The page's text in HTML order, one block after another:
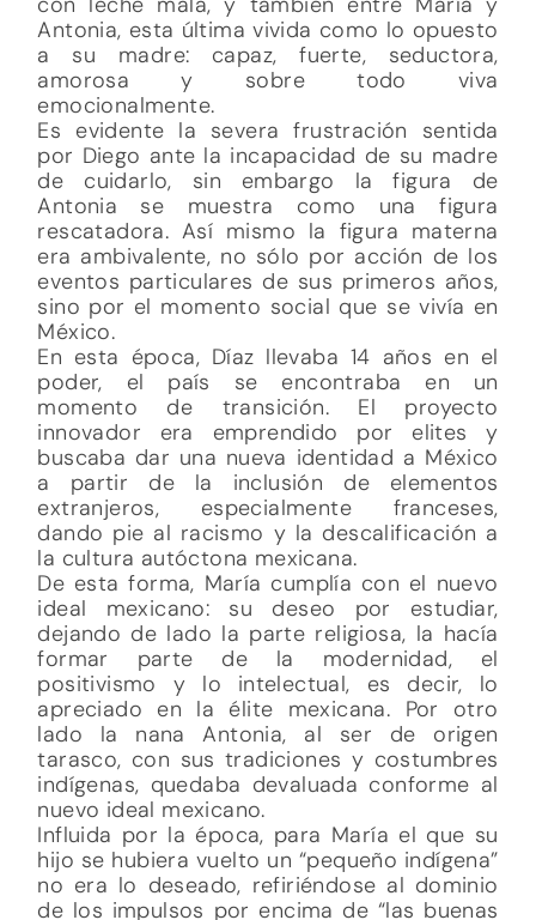
Antonia, esta última vivida como lo opuesto
a su madre: capaz, fuerte, seductora,
amorosa y sobre todo viva
emocionalmente.
Es evidente la severa frustración sentida
por Diego ante la incapacidad de su madre
de cuidarlo, sin embargo la figura de
Antonia se muestra como una figura
rescatadora. Así mismo la figura materna
era ambivalente, no sólo por acción de los
eventos particulares de sus primeros años,
sino por el momento social que se vivía en
México.
En esta época, Díaz llevaba 14 años en el
poder, el país se encontraba en un
momento de transición. El proyecto
innovador era emprendido por elites y
buscaba dar una nueva identidad a México
a partir de la inclusión de elementos
extranjeros, especialmente franceses,
dando pie al racismo y la descalificación a
la cultura autóctona mexicana.
De esta forma, María cumplía con el nuevo
ideal mexicano: su deseo por estudiar,
dejando de lado la parte religiosa, la hacía
formar parte de la modernidad, el
positivismo y lo intelectual, es decir, lo
apreciado en la élite mexicana. Por otro
lado la nana Antonia, al ser de origen
tarasco, con sus tradiciones y costumbres
indígenas, quedaba devaluada conforme al
nuevo ideal mexicano.
Influida por la época, para María el que su
hijo se hubiera vuelto un “pequeño indígena”
no era lo deseado, refiriéndose al dominio
de los impulsos por encima de “las buenas